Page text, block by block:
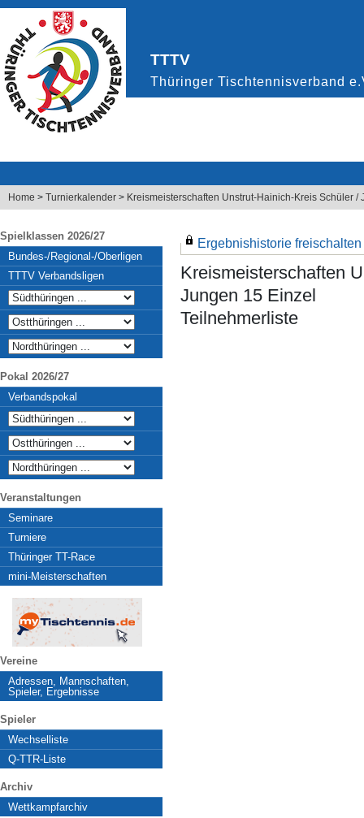
Home > Turnierkalender > Kreismeisterschaften Unstrut-Hainich-Kreis Schüler /
Spielklassen 2026/27
Bundes-/Regional-/Oberligen
TTTV Verbandsligen
Pokal 2026/27
Verbandspokal
Veranstaltungen
Seminare
Turniere
Thüringer TT-Race
mini-Meisterschaften
Vereine
Adressen, Mannschaften,
Spieler, Ergebnisse
Spieler
Wechselliste
Q-TTR-Liste
Archiv
Wettkampfarchiv
Ergebnishistorie freischalten
Kreismeisterschaften
Jungen 15 Einzel
Teilnehmerliste